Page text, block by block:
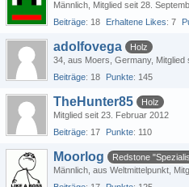
Männlich Mitglied seit 28.
Beiträge 18 Erhaltene Likes 7
adolfovega
Holz
34 aus Moers, Germany Mitglied
Beiträge 18 Punkte 145
TheHunter85
Holz
Mitglied seit 23. Februar 2012
Beiträge 17 Punkte 110
Moorlog
Redstone
Männlich aus Weltmittelpunkt